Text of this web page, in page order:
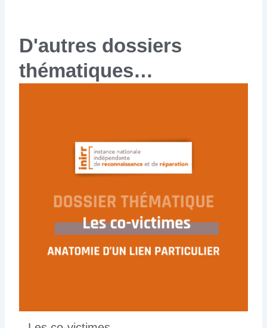
D'autres dossiers
thématiques…